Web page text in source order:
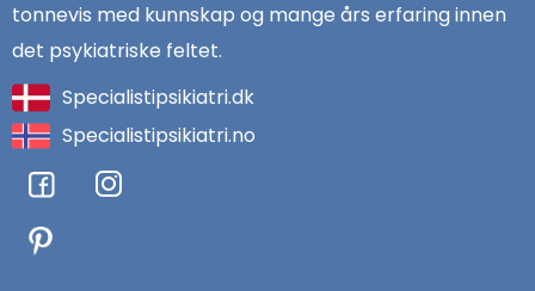
tonnevis med kunnskap og mange års erfaring innen
det psykiatriske feltet.
Specialistipsikiatri.dk
Specialistipsikiatri.no
F
a
c
e
I
n